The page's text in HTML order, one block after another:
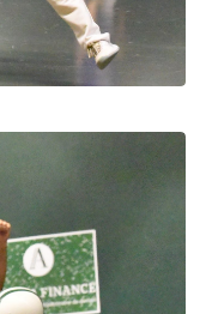
fut franco